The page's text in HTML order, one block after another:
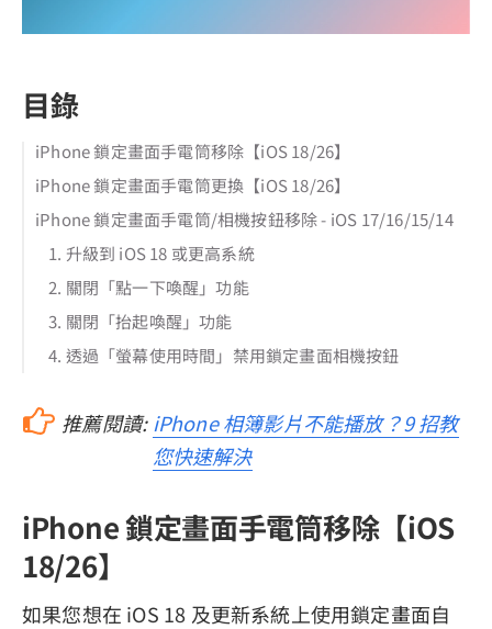
目錄
iPhone 鎖定畫面手電筒移除【iOS 18/26】
iPhone 鎖定畫面手電筒更換【iOS 18/26】
iPhone 鎖定畫面手電筒/相機按鈕移除 - iOS 17/16/15/14
1. 升級到 iOS 18 或更高系統
2. 關閉「點一下喚醒」功能
3. 關閉「抬起喚醒」功能
4. 透過「螢幕使用時間」禁用鎖定畫面相機按鈕
推薦閱讀: iPhone 相簿影片不能播放？9 招教
您快速解決
iPhone 鎖定畫面手電筒移除【iOS
18/26】
如果您想在 iOS 18 及更新系統上使用鎖定畫面自